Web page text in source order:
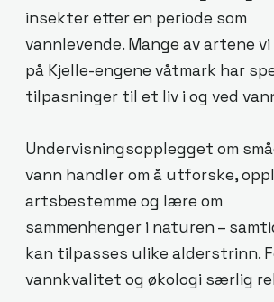
insekter etter en periode som
vannlevende. Mange av artene
på Kjelle-engene våtmark har
tilpasninger til et liv i og ved
Undervisningsopplegget om
vann handler om å utforske,
artsbestemme og lære om
sammenhenger i naturen –
kan tilpasses ulike alderstrinn.
vannkvalitet og økologi særlig